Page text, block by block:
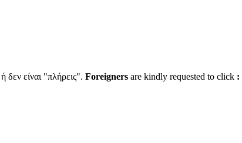
δεν είναι "πλήρεις". Foreigners are kindly requested to click :